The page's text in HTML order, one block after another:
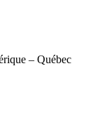
– Québec